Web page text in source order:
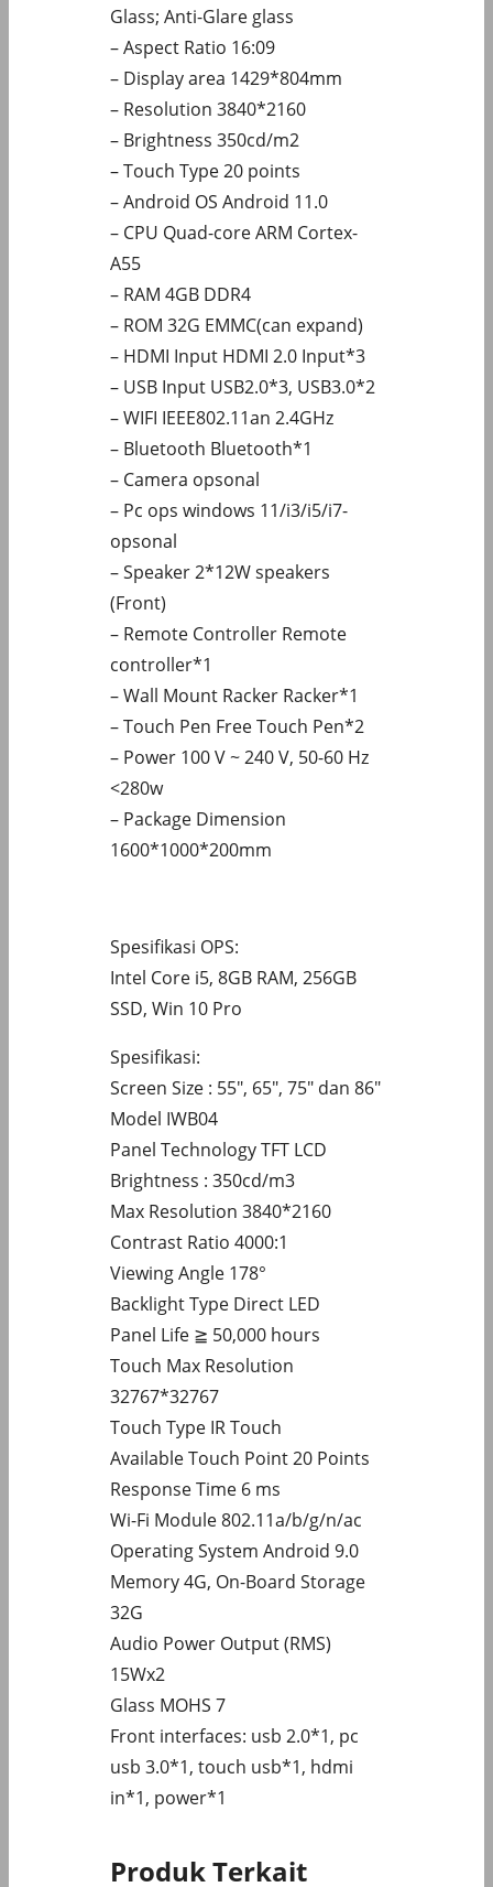
Glass; Anti-Glare glass
– Aspect Ratio 16:09
– Display area 1429*804mm
– Resolution 3840*2160
– Brightness 350cd/m2
– Touch Type 20 points
– Android OS Android 11.0
– CPU Quad-core ARM Cortex-
A55
– RAM 4GB DDR4
– ROM 32G EMMC(can expand)
– HDMI Input HDMI 2.0 Input*3
– USB Input USB2.0*3, USB3.0*2
– WIFI IEEE802.11an 2.4GHz
– Bluetooth Bluetooth*1
– Camera opsonal
– Pc ops windows 11/i3/i5/i7-
opsonal
– Speaker 2*12W speakers
(Front)
– Remote Controller Remote
controller*1
– Wall Mount Racker Racker*1
– Touch Pen Free Touch Pen*2
– Power 100 V ~ 240 V, 50-60 Hz
<280w
– Package Dimension
1600*1000*200mm
Spesifikasi OPS:
Intel Core i5, 8GB RAM, 256GB
SSD, Win 10 Pro
Spesifikasi:
Screen Size : 55″, 65″, 75″ dan 86″
Model IWB04
Panel Technology TFT LCD
Brightness : 350cd/m3
Max Resolution 3840*2160
Contrast Ratio 4000:1
Viewing Angle 178°
Backlight Type Direct LED
Panel Life ≧ 50,000 hours
Touch Max Resolution
32767*32767
Touch Type IR Touch
Available Touch Point 20 Points
Response Time 6 ms
Wi-Fi Module 802.11a/b/g/n/ac
Operating System Android 9.0
Memory 4G, On-Board Storage
32G
Audio Power Output (RMS)
15Wx2
Glass MOHS 7
Front interfaces: usb 2.0*1, pc
usb 3.0*1, touch usb*1, hdmi
in*1, power*1
Produk Terkait